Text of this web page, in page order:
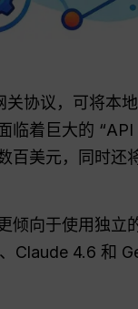
协议，可将本
着巨大的
美元，同时还
向于使用独立
4.6 和